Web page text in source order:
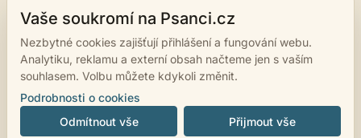
Diskuze
Příspěvků
Vaše soukromí na Psanci.cz
Nezbytné cookies zajišťují přihlášení a fungování webu.
Analytiku, reklamu a externí obsah načteme jen s vaším
souhlasem. Volbu můžete kdykoli změnit.
Podrobnosti o cookies
Odmítnout vše
Přijmout vše